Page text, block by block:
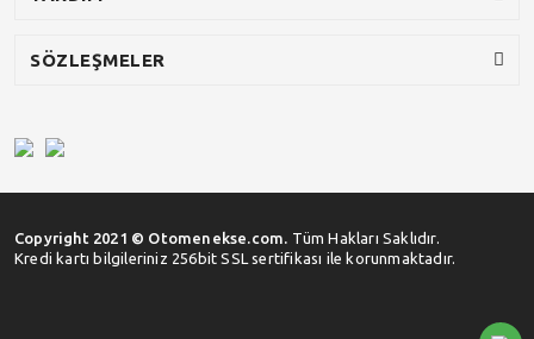
SÖZLEŞMELER
Copyright 2021 © Otomenekse.com. Tüm Hakları Saklıdır.
Kredi kartı bilgileriniz 256bit SSL sertifikası ile korunmaktadır.